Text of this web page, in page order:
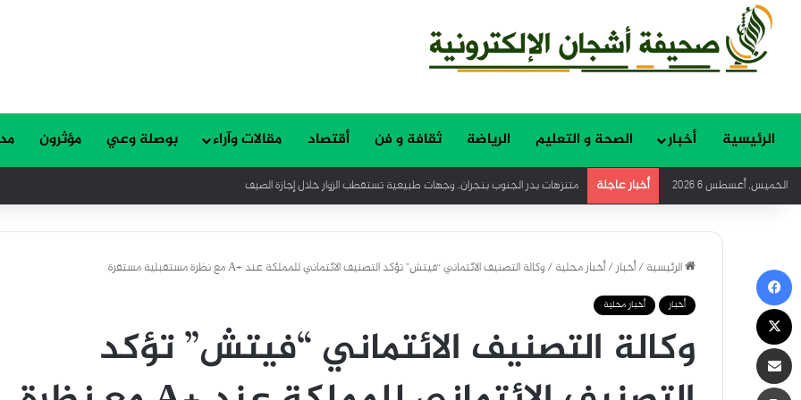
الرئيسية أخبار الصحة و التعليم الرياضة ثقافة و فن أقتصاد مقالات وآراء بوصلة وعي مؤثرون
الخميس, أغسطس 6 2026 أخبار عاجلة متنزهات بدر الجنوب بنجران.. وجهات طبيعية تستقطب الزوار خلال إجازة الصيف
الرئيسية/أخبار/أخبار محلية/وكالة التصنيف الائتماني “فيتش” تؤكد التصنيف الائتماني للمملكة عند +A مع نظرة مستقبلية مستقرة
أخبار أخبار محلية
وكالة التصنيف الائتماني “فيتش” تؤكد